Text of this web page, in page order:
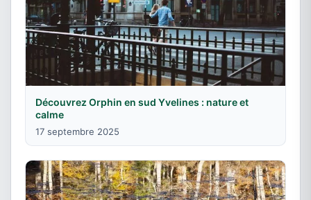
Découvrez Orphin en sud Yvelines : nature et
calme
17 septembre 2025